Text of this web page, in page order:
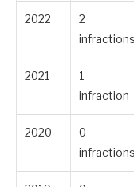
2022
2
infractions
2021
1
infraction
2020
0
infractions